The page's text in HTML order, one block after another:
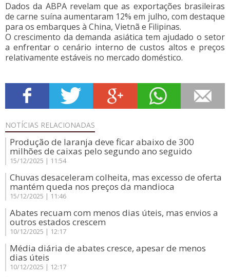
Dados da ABPA revelam que as exportações brasileiras
de carne suína aumentaram 12% em julho, com destaque
para os embarques à China, Vietnã e Filipinas.
O crescimento da demanda asiática tem ajudado o setor
a enfrentar o cenário interno de custos altos e preços
relativamente estáveis no mercado doméstico.
NOTÍCIAS RELACIONADAS
Produção de laranja deve ficar abaixo de 300
milhões de caixas pelo segundo ano seguido
15/12/2025 | 11:54
Chuvas desaceleram colheita, mas excesso de oferta
mantém queda nos preços da mandioca
15/12/2025 | 11:46
Abates recuam com menos dias úteis, mas envios a
outros estados crescem
10/12/2025 | 12:17
Média diária de abates cresce, apesar de menos
dias úteis
10/12/2025 | 12:17